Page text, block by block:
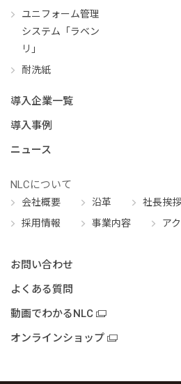
ユニフォーム管理
システム「ラベン
リ」
耐洗紙
導入企業一覧
導入事例
ニュース
NLCについて
会社概要 沿革 社長挨拶
採用情報
事業内容 ア
お問い合わせ
よくある質問
動画でわかるNLC
オンラインショップ